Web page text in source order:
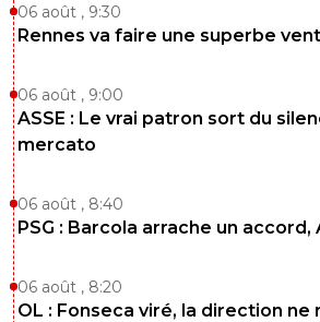
06 août , 9:30
Rennes va faire une superbe
06 août , 9:00
ASSE : Le vrai patron sort du
mercato
06 août , 8:40
PSG : Barcola arrache un
06 août , 8:20
OL : Fonseca viré, la direction ne